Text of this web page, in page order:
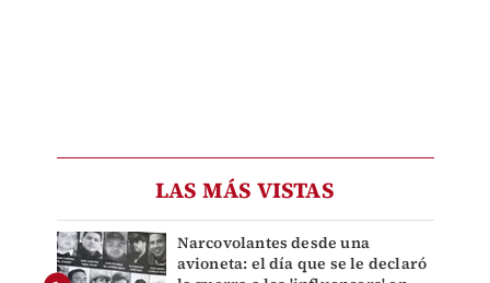
LAS MÁS VISTAS
Narcovolantes desde una
avioneta: el día que se le declaró